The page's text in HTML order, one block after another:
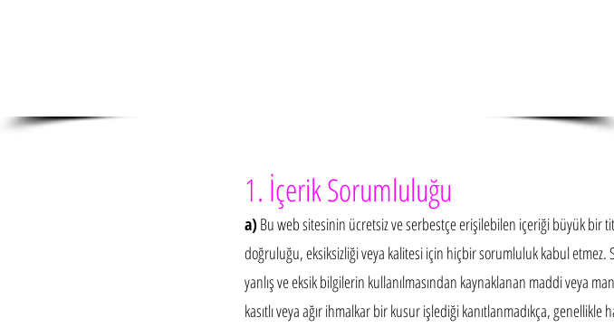
1. İçerik Sorumluluğu
a)Bu web sitesinin ücretsiz ve serbestçe erişilebilen içeriği büyük bir
doğruluğu, eksiksizliği veya kalitesi için hiçbir sorumluluk kabul etmez.
yanlış ve eksik bilgilerin kullanılmasından kaynaklanan maddi veya
kasıtlı veya ağır ihmalkar bir kusur işlediği kanıtlanmadıkça,